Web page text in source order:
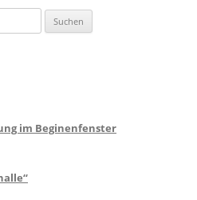
im Beginenfenster